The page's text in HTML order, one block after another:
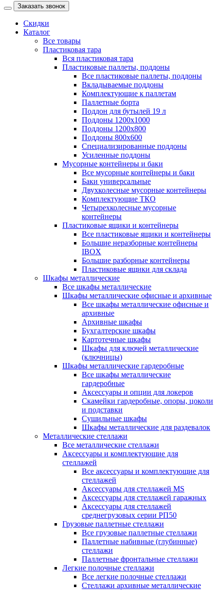
Заказать звонок
Скидки
Каталог
Все товары
Пластиковая тара
Вся пластиковая тара
Пластиковые паллеты, поддоны
Все пластиковые паллеты, поддоны
Вкладываемые поддоны
Комплектующие к паллетам
Паллетные борта
Поддон для бутылей 19 л
Поддоны 1200х1000
Поддоны 1200х800
Поддоны 800х600
Специализированные поддоны
Усиленные поддоны
Мусорные контейнеры и баки
Все мусорные контейнеры и баки
Баки универсальные
Двухколесные мусорные контейнеры
Комплектующие ТКО
Четырехколесные мусорные
контейнеры
Пластиковые ящики и контейнеры
Все пластиковые ящики и контейнеры
Большие неразборные контейнеры
IBOX
Большие разборные контейнеры
Пластиковые ящики для склада
Шкафы металлические
Все шкафы металлические
Шкафы металлические офисные и архивные
Все шкафы металлические офисные и
архивные
Архивные шкафы
Бухгалтерские шкафы
Картотечные шкафы
Шкафы для ключей металлические
(ключницы)
Шкафы металлические гардеробные
Все шкафы металлические
гардеробные
Аксессуары и опции для локеров
Скамейки гардеробные, опоры, цоколи
и подставки
Сушильные шкафы
Шкафы металлические для раздевалок
Металлические стеллажи
Все металлические стеллажи
Аксессуары и комплектующие для
стеллажей
Все аксессуары и комплектующие для
стеллажей
Аксессуары для стеллажей MS
Аксессуары для стеллажей гаражных
Аксессуары для стеллажей
среднегрузовых серии РП50
Грузовые паллетные стеллажи
Все грузовые паллетные стеллажи
Паллетные набивные (глубинные)
стеллажи
Паллетные фронтальные стеллажи
Легкие полочные стеллажи
Все легкие полочные стеллажи
Стеллажи архивные металлические